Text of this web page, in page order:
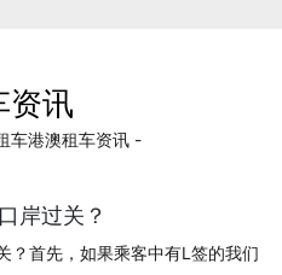
资讯
车港澳租车资讯 -
岸过关？
？首先，如果乘客中有L签的我们